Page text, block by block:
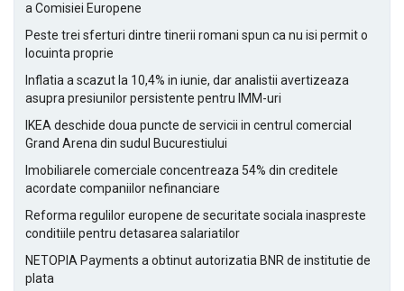
a Comisiei Europene
Peste trei sferturi dintre tinerii romani spun ca nu isi permit o
locuinta proprie
Inflatia a scazut la 10,4% in iunie, dar analistii avertizeaza
asupra presiunilor persistente pentru IMM-uri
IKEA deschide doua puncte de servicii in centrul comercial
Grand Arena din sudul Bucurestiului
Imobiliarele comerciale concentreaza 54% din creditele
acordate companiilor nefinanciare
Reforma regulilor europene de securitate sociala inaspreste
conditiile pentru detasarea salariatilor
NETOPIA Payments a obtinut autorizatia BNR de institutie de
plata